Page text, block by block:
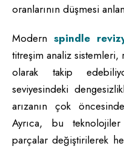
oranlarının düşmesi
Modern spindle
titreşim analiz sistemleri,
olarak takip
seviyesindeki
arızanın çok
Ayrıca, bu
parçalar değiştirilerek